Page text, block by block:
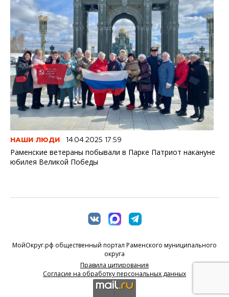
НАШИ ЛЮДИ 14.04.2025 17:59
Раменские ветераны побывали в Парке Патриот накануне
юбилея Великой Победы
МойОкруг.рф общественный портал Раменского муниципального
округа
Правила цитирования
Согласие на обработку персональных данных